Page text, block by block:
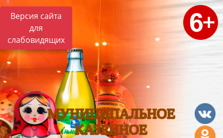
Версия сайта
для
слабовидящих
МУНИЦИПАЛЬНОЕ
КАЗЕННОЕ